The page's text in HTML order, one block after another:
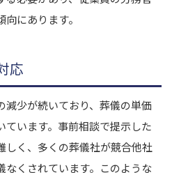
にあります。
応
減少が続いており、葬儀の単価
ています。事前相談で提示した
しく、多くの葬儀社が競合他社
なくされています。このような